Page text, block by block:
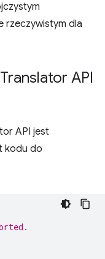
rzeczywistym dla
API
API jest
kodu do